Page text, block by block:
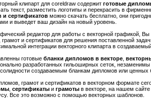
клипарт для coreldraw содержит готовые
текст, разместить логотипы и перекрасить в
сертификатов можно скачать бесплатно, они
и выведет ваш дизайн на новый уровень.
редактор для работы с векторной графикой,
и сертификатов для решения поставленной
интеграции векторного клипарта в
готовые бланки дипломов в векторе
разработанных гильоширных сеток, незаменимы
создаваемым бланкам дипломов или ценных
грамот и сертификатов в векторном формате
сертификаты и грамоты в векторе, на нашем
Все это возможно с помощью векторных шаблонов.